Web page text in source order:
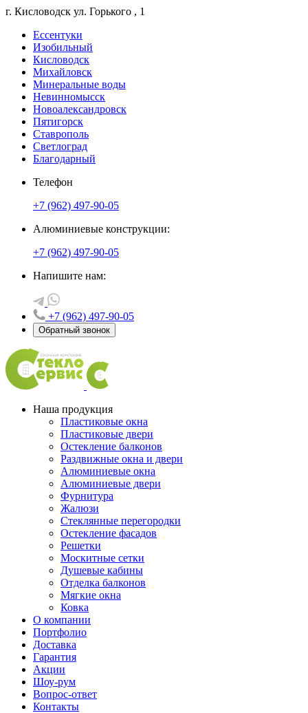
г. Кисловодск ул. Горького , 1
Ессентуки
Изобильный
Кисловодск
Михайловск
Минеральные воды
Невинномысск
Новоалександровск
Пятигорск
Ставрополь
Светлоград
Благодарный
Телефон
+7 (962) 497-90-05
Алюминиевые конструкции:
+7 (962) 497-90-05
Напишите нам:
+7 (962) 497-90-05
Обратный звонок
Наша продукция
Пластиковые окна
Пластиковые двери
Остекление балконов
Раздвижные окна и двери
Алюминиевые окна
Алюминиевые двери
Фурнитура
Жалюзи
Стеклянные перегородки
Остекление фасадов
Решетки
Москитные сетки
Душевые кабины
Отделка балконов
Мягкие окна
Ковка
О компании
Портфолио
Доставка
Гарантия
Акции
Шоу-рум
Вопрос-ответ
Контакты